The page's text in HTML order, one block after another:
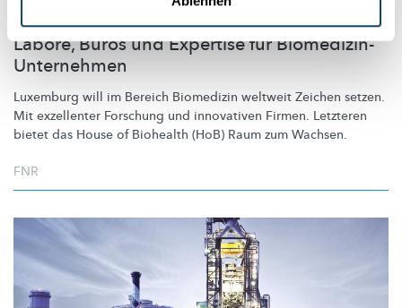
HOUSE OF BIOHEALTH
Labore, Büros und Expertise für Biomedizin-
Unternehmen
Luxemburg will im Bereich Biomedizin weltweit Zeichen setzen.
Mit exzellenter Forschung und innovativen Firmen. Letzteren
bietet das House of Biohealth (HoB) Raum zum Wachsen.
FNR